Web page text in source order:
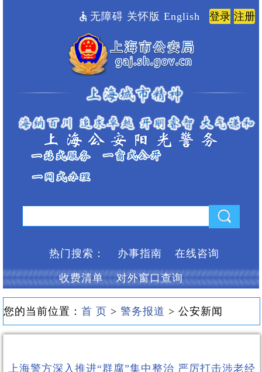
无障碍 关怀版 English
热门搜索： 办事指南 在线咨询
收费清单 对外窗口查询
您的当前位置： 首 页 > 警务报道 > 公安新闻
上海警方深入推进“群腐”集中整治 严厉打击涉老经